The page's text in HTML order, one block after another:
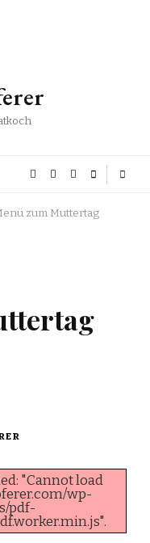
zum Muttertag
"Cannot load
wp-
pdf-